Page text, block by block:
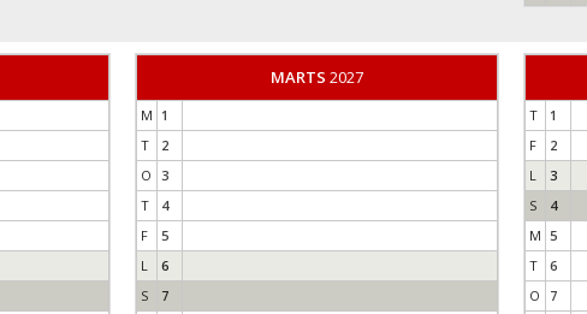
MARTS 2027
M 1
T
2
O 3
T
4
F
5
L
6
S
7
T
1
F
2
L
3
S
4
M 5
T
6
O
7